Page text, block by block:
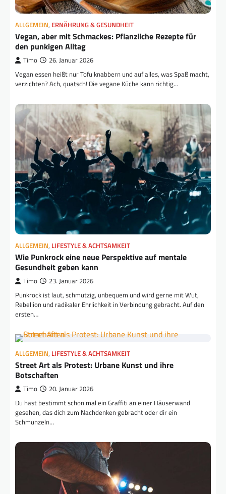
ALLGEMEIN, ERNÄHRUNG & GESUNDHEIT
Vegan, aber mit Schmackes: Pflanzliche Rezepte für
den punkigen Alltag
Timo 26. Januar 2026
Vegan essen heißt nur Tofu knabbern und auf alles, was Spaß macht,
verzichten? Ach, quatsch! Die vegane Küche kann richtig…
ALLGEMEIN, LIFESTYLE & ACHTSAMKEIT
Wie Punkrock eine neue Perspektive auf mentale
Gesundheit geben kann
Timo 23. Januar 2026
Punkrock ist laut, schmutzig, unbequem und wird gerne mit Wut,
Rebellion und radikaler Ehrlichkeit in Verbindung gebracht. Auf den
ersten…
ALLGEMEIN, LIFESTYLE & ACHTSAMKEIT
Street Art als Protest: Urbane Kunst und ihre
Botschaften
Timo 20. Januar 2026
Du hast bestimmt schon mal ein Graffiti an einer Häuserwand
gesehen, das dich zum Nachdenken gebracht oder dir ein
Schmunzeln…